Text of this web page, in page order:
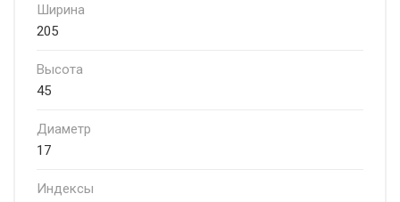
Ширина
205
Высота
45
Диаметр
17
Индексы